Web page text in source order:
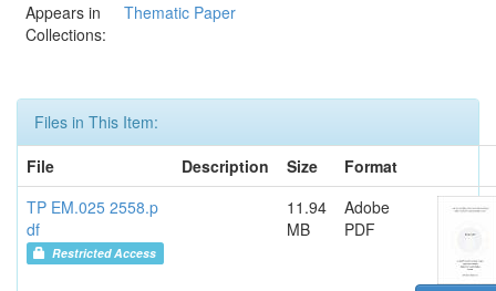
Appears in
Collections:
Thematic Paper
Files in This Item:
File
Description Size
Format
TP EM.025 2558.p
df
Restricted Access
11.94
MB
Adobe
PDF